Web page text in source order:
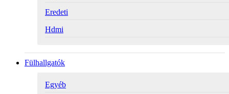
Eredeti
Hdmi
Fülhallgatók
Egyéb